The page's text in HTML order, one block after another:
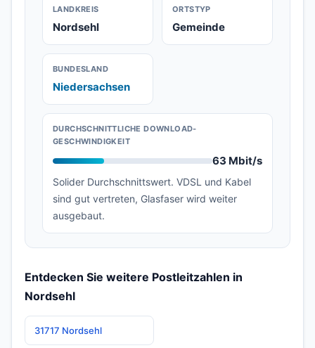
LANDKREIS
Nordsehl
ORTSTYP
Gemeinde
BUNDESLAND
Niedersachsen
DURCHSCHNITTLICHE DOWNLOAD-
GESCHWINDIGKEIT
63 Mbit/s
Solider Durchschnittswert. VDSL und Kabel
sind gut vertreten, Glasfaser wird weiter
ausgebaut.
Entdecken Sie weitere Postleitzahlen in
Nordsehl
31717 Nordsehl